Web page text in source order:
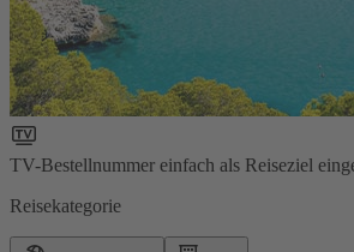
TV-Bestellnummer einfach als Reiseziel
Reisekategorie